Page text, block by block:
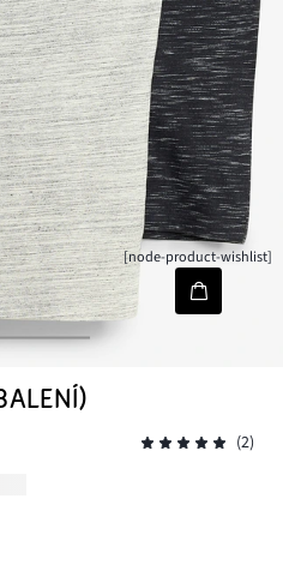
[node-product-wishlist]
(2)